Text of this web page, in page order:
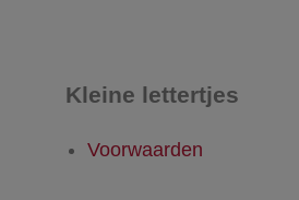
Kleine lettertjes
Voorwaarden